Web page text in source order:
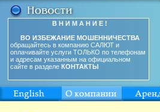
В Н И М А Н И Е !
ВО ИЗБЕЖАНИЕ МОШЕННИЧЕСТВА
обращайтесь в компанию САЛЮТ и
оплачивайте услуги ТОЛЬКО по телефонам
и адресам указанным на официальном
сайте в разделе КОНТАКТЫ